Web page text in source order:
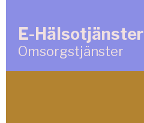
E-Hälsotjänster
Omsorgstjänster